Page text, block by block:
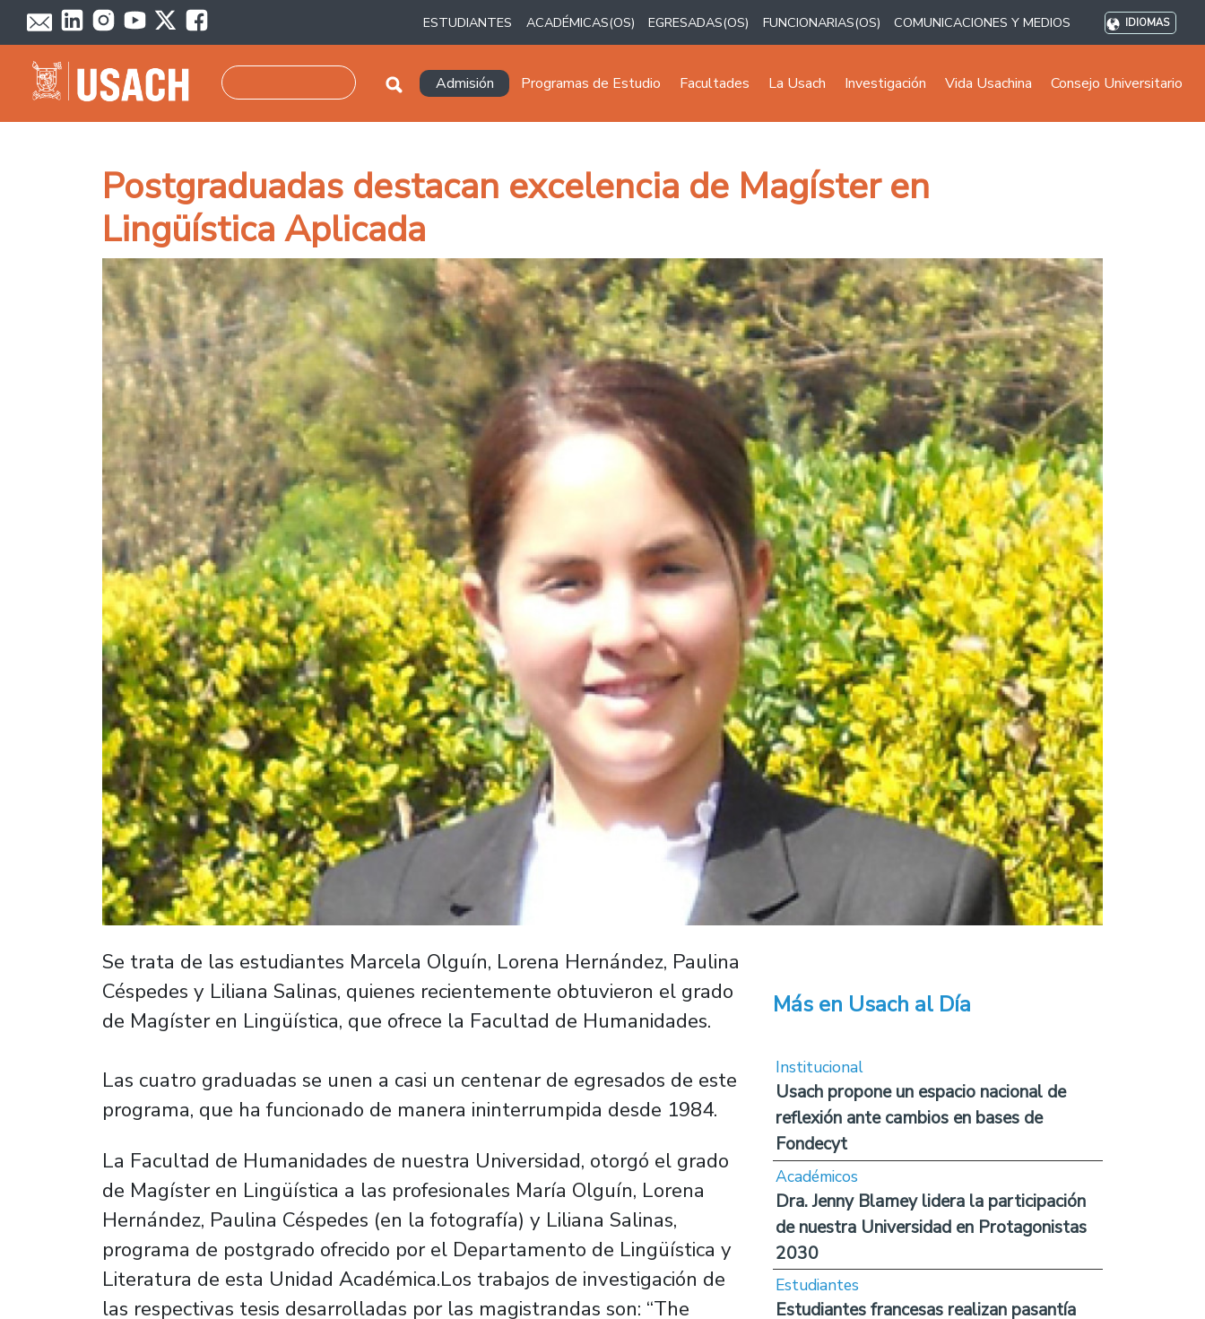
Pasar al contenido principal
ESTUDIANTES ACADÉMICAS(OS) EGRESADAS(OS) FUNCIONARIAS(OS) COMUNICACIONES Y MEDIOS IDIOMAS
Navegación principal
Admisión Programas de Estudio Facultades La Usach Investigación Vida Usachina Consejo Universitario
Postgraduadas destacan excelencia de Magíster en
Lingüística Aplicada
Se trata de las estudiantes Marcela Olguín, Lorena Hernández, Paulina
Céspedes y Liliana Salinas, quienes recientemente obtuvieron el grado
de Magíster en Lingüística, que ofrece la Facultad de Humanidades.
Las cuatro graduadas se unen a casi un centenar de egresados de este
programa, que ha funcionado de manera ininterrumpida desde 1984.
La Facultad de Humanidades de nuestra Universidad, otorgó el grado
de Magíster en Lingüística a las profesionales María Olguín, Lorena
Hernández, Paulina Céspedes (en la fotografía) y Liliana Salinas,
programa de postgrado ofrecido por el Departamento de Lingüística y
Literatura de esta Unidad Académica.Los trabajos de investigación de
las respectivas tesis desarrolladas por las magistrandas son: “The
Más en Usach al Día
Institucional
Usach propone un espacio nacional de
reflexión ante cambios en bases de
Fondecyt
Académicos
Dra. Jenny Blamey lidera la participación
de nuestra Universidad en Protagonistas
2030
Estudiantes
Estudiantes francesas realizan pasantía